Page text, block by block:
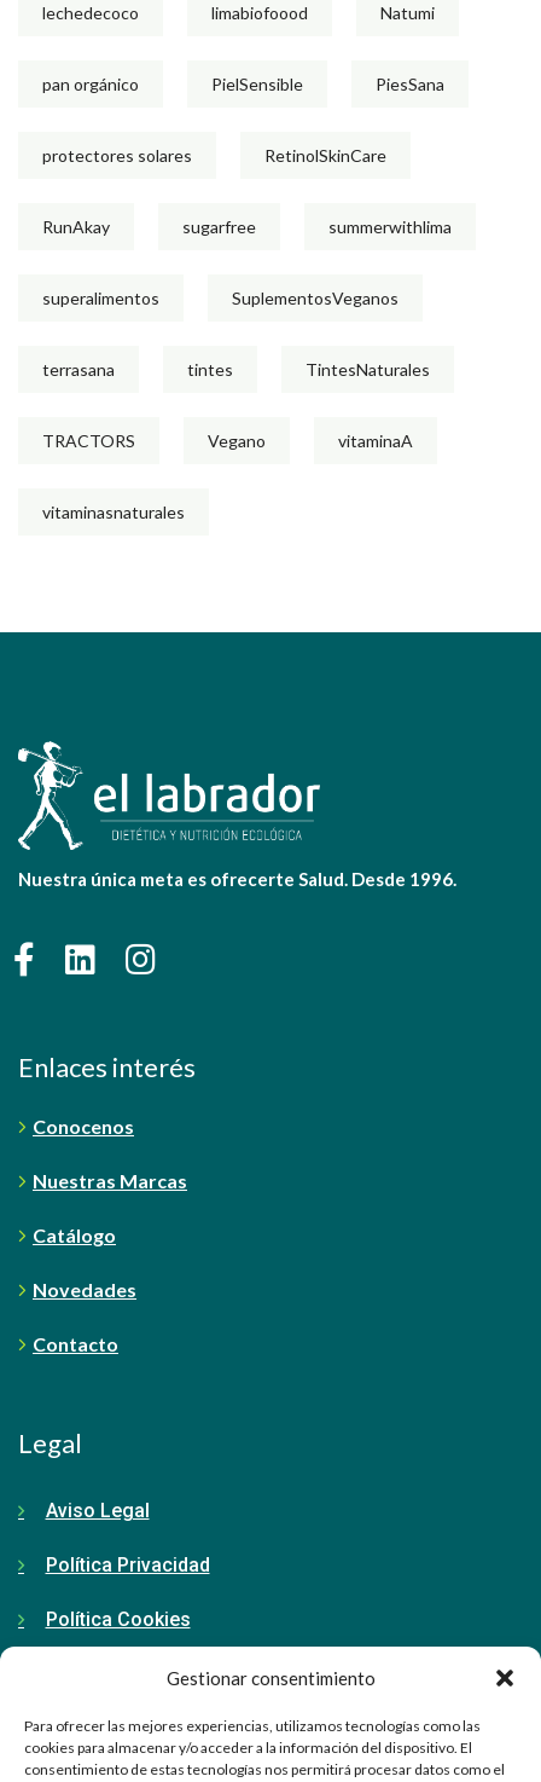
Gestionar consentimiento
Para ofrecer las mejores experiencias, utilizamos tecnologías como las
cookies para almacenar y/o acceder a la información del dispositivo. El
consentimiento de estas tecnologías nos permitirá procesar datos como el
lechedecoco limabiofoood Natumi
pan orgánico PielSensible PiesSana
protectores solares RetinolSkinCare
RunAkay sugarfree summerwithlima
superalimentos SuplementosVeganos
terrasana tintes TintesNaturales
TRACTORS Vegano vitaminaA
vitaminasnaturales
Nuestra única meta es ofrecerte Salud. Desde 1996.
Enlaces interés
Conocenos
Nuestras Marcas
Catálogo
Novedades
Contacto
Legal
Aviso Legal
Política Privacidad
Política Cookies
Contacto